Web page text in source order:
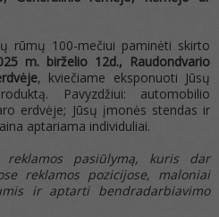
rūmų 100-mečiui paminėti skirto
m. birželio 12d., Raudondvario
, kviečiame eksponuoti Jūsų
Pavyzdžiui: automobilio
erdvėje; Jūsų įmonės stendas ir
aptariama individuliai.
pasiūlymą, kuris dar
reklamos pozicijose, maloniai
ir aptarti bendradarbiavimo